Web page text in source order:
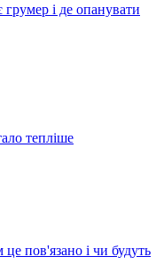
і де опанувати
тепліше
пов'язано і чи будуть